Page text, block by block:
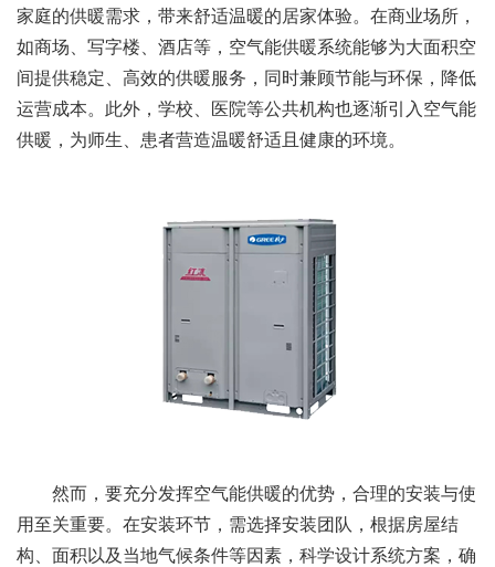
家庭的供暖需求，带来舒适温暖的居家体验。在商业场所，
如商场、写字楼、酒店等，空气能供暖系统能够为大面积空
间提供稳定、高效的供暖服务，同时兼顾节能与环保，降低
运营成本。此外，学校、医院等公共机构也逐渐引入空气能
供暖，为师生、患者营造温暖舒适且健康的环境。
然而，要充分发挥空气能供暖的优势，合理的安装与使
用至关重要。在安装环节，需选择安装团队，根据房屋结
构、面积以及当地气候条件等因素，科学设计系统方案，确